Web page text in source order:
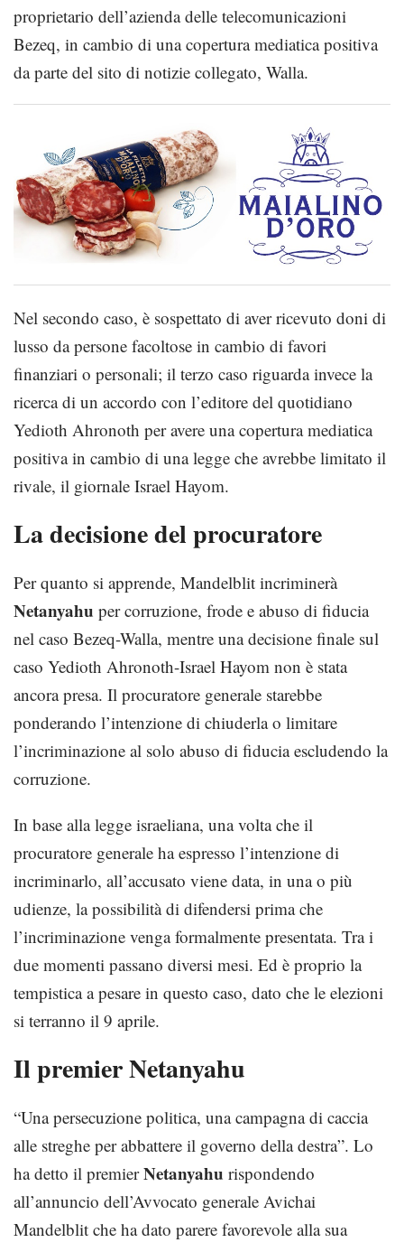
proprietario dell’azienda delle telecomunicazioni
Bezeq, in cambio di una copertura mediatica positiva
da parte del sito di notizie collegato, Walla.
Nel secondo caso, è sospettato di aver ricevuto doni di
lusso da persone facoltose in cambio di favori
finanziari o personali; il terzo caso riguarda invece la
ricerca di un accordo con l’editore del quotidiano
Yedioth Ahronoth per avere una copertura mediatica
positiva in cambio di una legge che avrebbe limitato il
rivale, il giornale Israel Hayom.
La decisione del procuratore
Per quanto si apprende, Mandelblit incriminerà
Netanyahu per corruzione, frode e abuso di fiducia
nel caso Bezeq-Walla, mentre una decisione finale sul
caso Yedioth Ahronoth-Israel Hayom non è stata
ancora presa. Il procuratore generale starebbe
ponderando l’intenzione di chiuderla o limitare
l’incriminazione al solo abuso di fiducia escludendo la
corruzione.
In base alla legge israeliana, una volta che il
procuratore generale ha espresso l’intenzione di
incriminarlo, all’accusato viene data, in una o più
udienze, la possibilità di difendersi prima che
l’incriminazione venga formalmente presentata. Tra i
due momenti passano diversi mesi. Ed è proprio la
tempistica a pesare in questo caso, dato che le elezioni
si terranno il 9 aprile.
Il premier Netanyahu
“Una persecuzione politica, una campagna di caccia
alle streghe per abbattere il governo della destra”. Lo
ha detto il premierNetanyahu rispondendo
all’annuncio dell’Avvocato generale Avichai
Mandelblit che ha dato parere favorevole alla sua